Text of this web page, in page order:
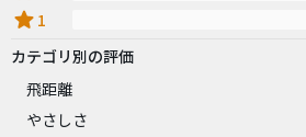
star 1
カテゴリ別の評価
飛距離
やさしさ